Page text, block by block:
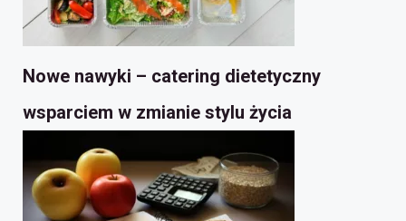
Nowe nawyki – catering dietetyczny
wsparciem w zmianie stylu życia